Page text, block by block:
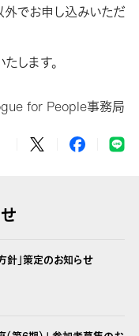
でお申し込みいただ
します。
for People事務局
針」策定のお知らせ